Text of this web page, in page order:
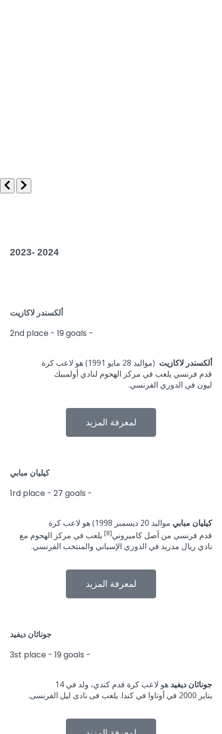
2023- 2024
ألكسندر لاكازيت
2nd place - 19 goals -
ألكسندر لاكازيت
(مواليد 28 مايو 1991) هو لاعب كرة
قدم فرنسي يلعب في مركز الهجوم لنادي أولمبيك
ليون في الدوري الفرنسي.
لمعرفة المزيد
كيليان مبابي
1rd place - 27 goals -
كيليان مبابي
مواليد 20 ديسمبر 1998) هو لاعب كرة
قدم فرنسي من أصل كاميروني[8]
يلعب في مركز الهجوم مع
نادي ريال مدريد في الدوري الإسباني والمنتخب الفرنسي.
لمعرفة المزيد
جوناثان ديفيد
3st place - 19 goals -
جوناثان ديفيد
هو لاعب كرة قدم كندي، ولد في 14
يناير 2000 في أوتاوا في كندا. يلعب فى نادى ليل الفرنسى.